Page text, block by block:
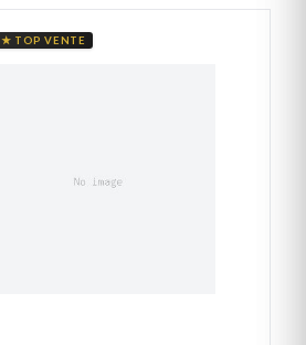
★ TOP VENTE